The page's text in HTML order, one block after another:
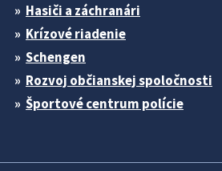
Hasiči a záchranári
Krízové riadenie
Schengen
Rozvoj občianskej spoločnosti
Športové centrum polície